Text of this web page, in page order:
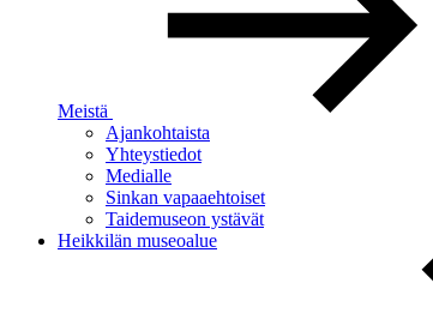
Meistä
Ajankohtaista
Yhteystiedot
Medialle
Sinkan vapaaehtoiset
Taidemuseon ystävät
Heikkilän museoalue